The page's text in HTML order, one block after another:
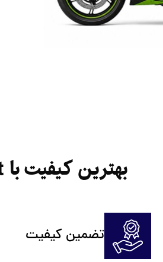
بهترین کیفیت با penpart
تضمین کیفیت